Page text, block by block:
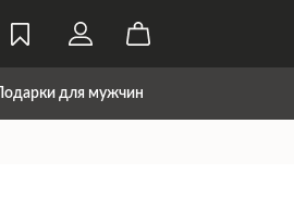
Подарки для мужчин